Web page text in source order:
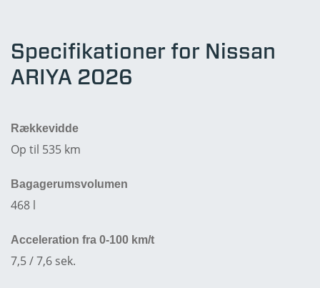
Specifikationer for Nissan
ARIYA 2026
Rækkevidde
Op til 535 km
Bagagerumsvolumen
468 l
Acceleration fra 0-100 km/t
7,5 / 7,6 sek.